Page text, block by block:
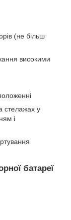
(не більш
високими
стелажах у
і
батареї